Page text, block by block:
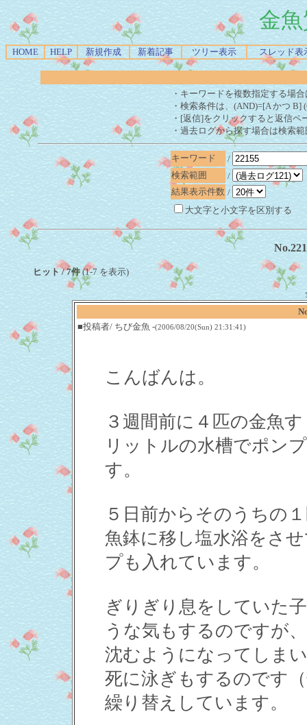
金
HOME HELP 新規作成 新着記事 ツリー表示 スレッド表
・キーワードを複数指定する場
・検索条件は、(AND)=[A かつ
・[返信]をクリックすると返信
・過去ログから探す場合は検索
キーワード
/
検索範囲
/
結果表示件数 /
大文字と小文字を区別する
ヒット / 7件 (1-7 を表示)
■投稿者/ ちび金魚 -(2006/08/20(Sun) 21:31:41)
こんばんは。
３週間前に４匹の金魚
リットルの水槽でポン
す。
５日前からそのうちの
魚鉢に移し塩水浴をさ
プも入れています。
ぎりぎり息をしていた
うな気もするのですが
沈むようになってしま
死に泳ぎもするのです
繰り替えしています。